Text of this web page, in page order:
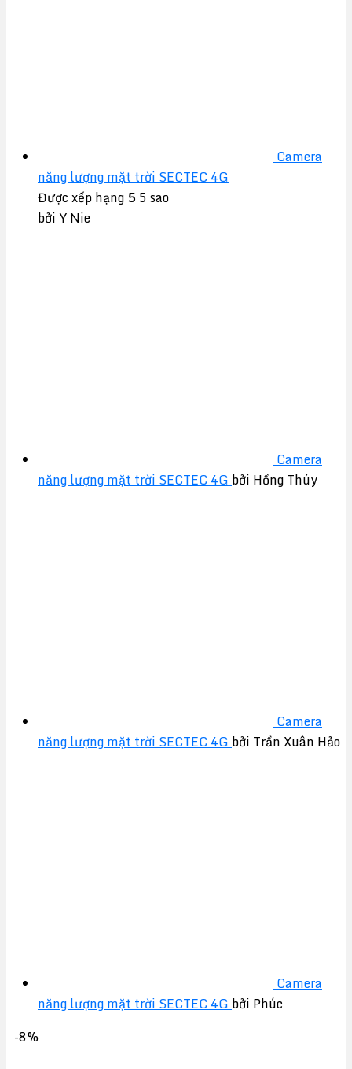
Camera
năng lượng mặt trời SECTEC 4G
Được xếp hạng5 5 sao
bởi Y Nie
Camera
năng lượng mặt trời SECTEC 4G bởi Hồng Thúy
Camera
năng lượng mặt trời SECTEC 4G bởi Trần Xuân Hảo
Camera
năng lượng mặt trời SECTEC 4G bởi Phúc
-8%